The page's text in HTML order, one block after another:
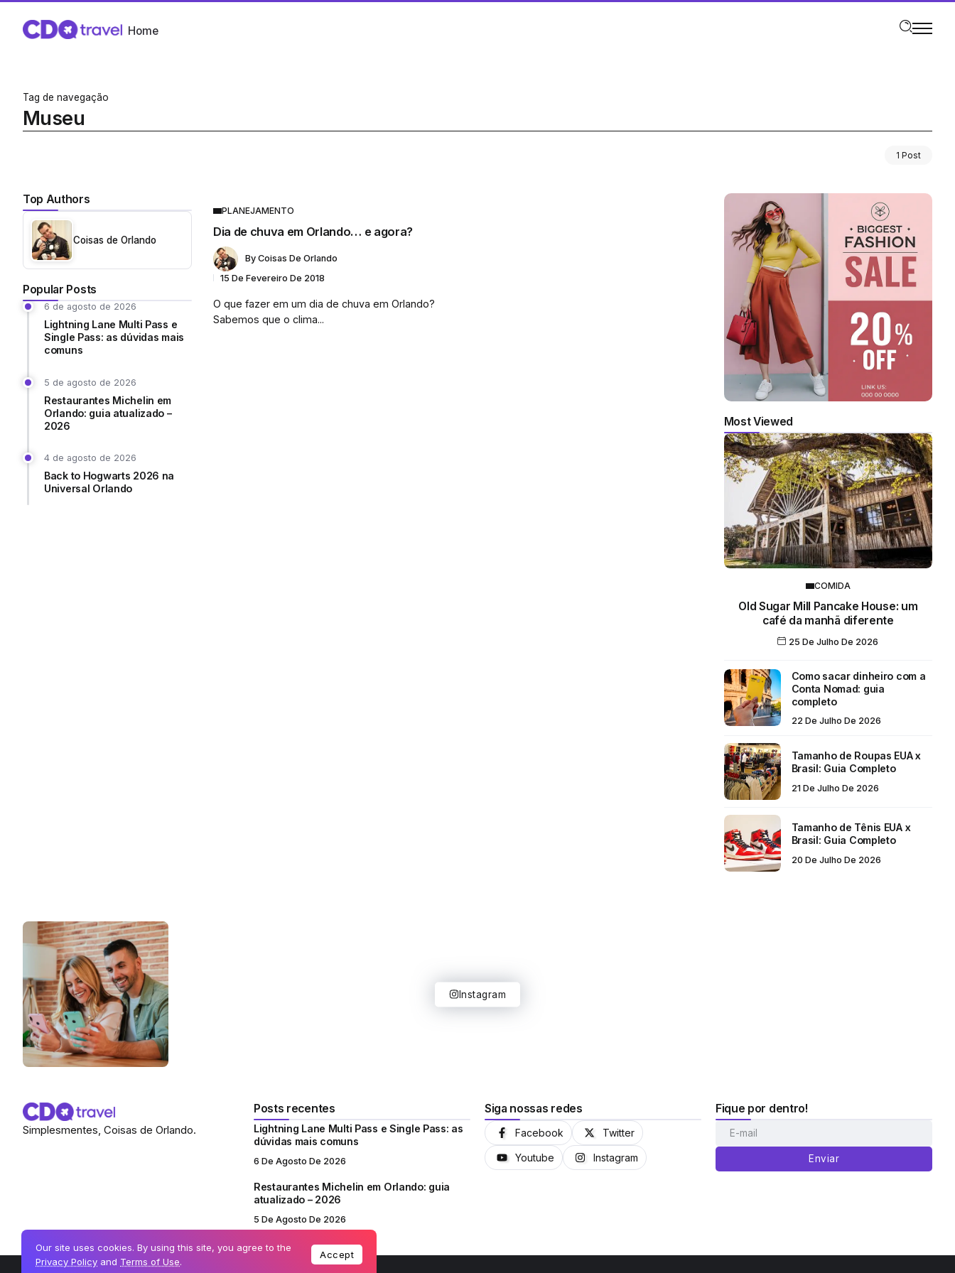
Home
Tag de navegação
Museu
1 Post
Top Authors
Coisas de Orlando
Popular Posts
6 de agosto de 2026
Lightning Lane Multi Pass e
Single Pass: as dúvidas mais
comuns
5 de agosto de 2026
Restaurantes Michelin em
Orlando: guia atualizado –
2026
4 de agosto de 2026
Back to Hogwarts 2026 na
Universal Orlando
PLANEJAMENTO
Dia de chuva em Orlando… e agora?
By Coisas De Orlando
15 De Fevereiro De 2018
O que fazer em um dia de chuva em Orlando?
Sabemos que o clima...
Most Viewed
COMIDA
Old Sugar Mill Pancake House: um
café da manhã diferente
25 De Julho De 2026
Como sacar dinheiro com a
Conta Nomad: guia
completo
22 De Julho De 2026
Tamanho de Roupas EUA x
Brasil: Guia Completo
21 De Julho De 2026
Tamanho de Tênis EUA x
Brasil: Guia Completo
20 De Julho De 2026
Instagram
Simplesmentes, Coisas de Orlando.
Posts recentes
Lightning Lane Multi Pass e Single Pass: as
dúvidas mais comuns
6 De Agosto De 2026
Restaurantes Michelin em Orlando: guia
atualizado – 2026
5 De Agosto De 2026
Siga nossas redes
Facebook Twitter
Youtube Instagram
Fique por dentro!
Enviar
Our site uses cookies. By using this site, you agree to the
Privacy Policy and Terms of Use.
Accept